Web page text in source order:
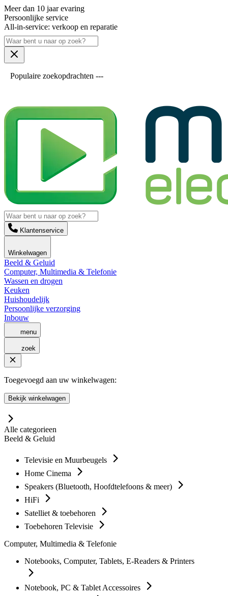
Meer dan 10 jaar evaring
Persoonlijke service
All-in-service: verkoop en reparatie
Populaire zoekopdrachten ---
Klantenservice
Winkelwagen
Beeld & Geluid
Computer, Multimedia & Telefonie
Wassen en drogen
Keuken
Huishoudelijk
Persoonlijke verzorging
Inbouw
menu
zoek
Toegevoegd aan uw winkelwagen:
Bekijk winkelwagen
Alle categorieen
Beeld & Geluid
Televisie en Muurbeugels
Home Cinema
Speakers (Bluetooth, Hoofdtelefoons & meer)
HiFi
Satelliet & toebehoren
Toebehoren Televisie
Computer, Multimedia & Telefonie
Notebooks, Computer, Tablets, E-Readers & Printers
Notebook, PC & Tablet Accessoires